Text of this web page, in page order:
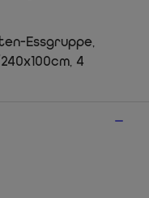
Essgruppe,
4